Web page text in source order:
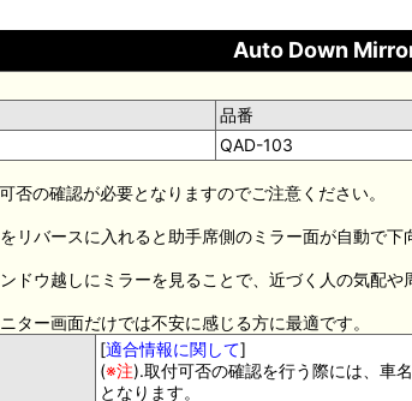
Auto Down
品番
QAD-103
否の確認が必要となりますのでご注意ください。
リバースに入れると助手席側のミラー面が自動で
ドウ越しにミラーを見ることで、近づく人の気配や
ター画面だけでは不安に感じる方に最適です。
[適合情報に関して]
(※注).取付可否の確認を行う際には、車
となります。